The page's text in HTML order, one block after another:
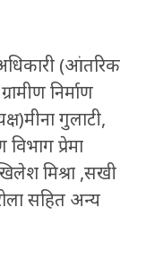
(आंतरिक
निर्माण
गुलाटी,
प्रेमा
मिश्रा ,सखी
सहित अन्य